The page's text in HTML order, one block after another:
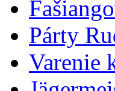
Párty
Varenie